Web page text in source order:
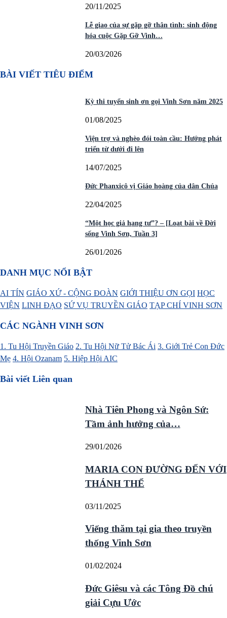
20/11/2025
Lễ giao của sự gặp gỡ thân tình: sinh động
hóa cuộc Gặp Gỡ Vinh…
20/03/2026
BÀI VIẾT TIÊU ĐIỂM
Kỳ thi tuyển sinh ơn gọi Vinh Sơn năm 2025
01/08/2025
Viện trợ và nghèo đói toàn cầu: Hướng phát
triển từ dưới đi lên
14/07/2025
Đức Phanxicô vị Giáo hoàng của dân Chúa
22/04/2025
“Một học giả hạng tư”? – [Loạt bài về Đời
sống Vinh Sơn, Tuần 3]
26/01/2026
DANH MỤC NỔI BẬT
AI TÍN GIÁO XỨ - CỘNG ĐOÀN GIỚI THIỆU ƠN GỌI HỌC
VIỆN LINH ĐẠO SỨ VỤ TRUYỀN GIÁO TẠP CHÍ VINH SƠN
CÁC NGÀNH VINH SƠN
1. Tu Hội Truyền Giáo 2. Tu Hội Nữ Tử Bác Ái 3. Giới Trẻ Con Đức
Mẹ 4. Hội Ozanam 5. Hiệp Hội AIC
Bài viết Liên quan
Nhà Tiên Phong và Ngôn Sứ:
Tầm ảnh hưởng của…
29/01/2026
MARIA CON ĐƯỜNG ĐẾN VỚI
THÁNH THỂ
03/11/2025
Viếng thăm tại gia theo truyền
thống Vinh Sơn
01/02/2024
Đức Giêsu và các Tông Đồ chú
giải Cựu Ước